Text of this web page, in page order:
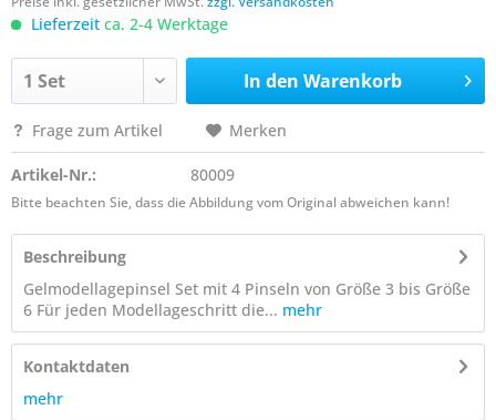
Lieferzeit ca. 2-4 Werktage
In den Warenkorb
Frage zum Artikel Merken
Artikel-Nr.: 80009
Bitte beachten Sie, dass die Abbildung vom Original abweichen kann!
Beschreibung
Gelmodellagepinsel Set mit 4 Pinseln von Größe 3 bis Größe
6 Für jeden Modellageschritt die... mehr
Kontaktdaten
mehr